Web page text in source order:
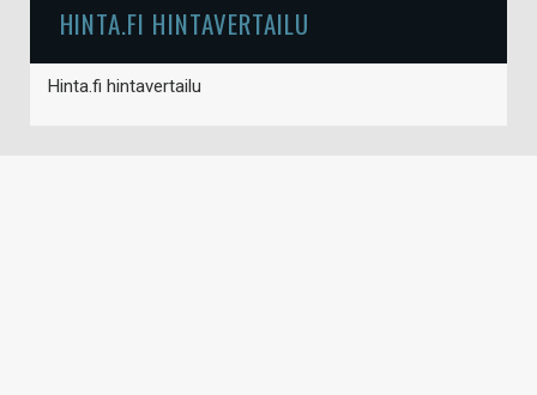
HINTA.FI HINTAVERTAILU
Hinta.fi hintavertailu